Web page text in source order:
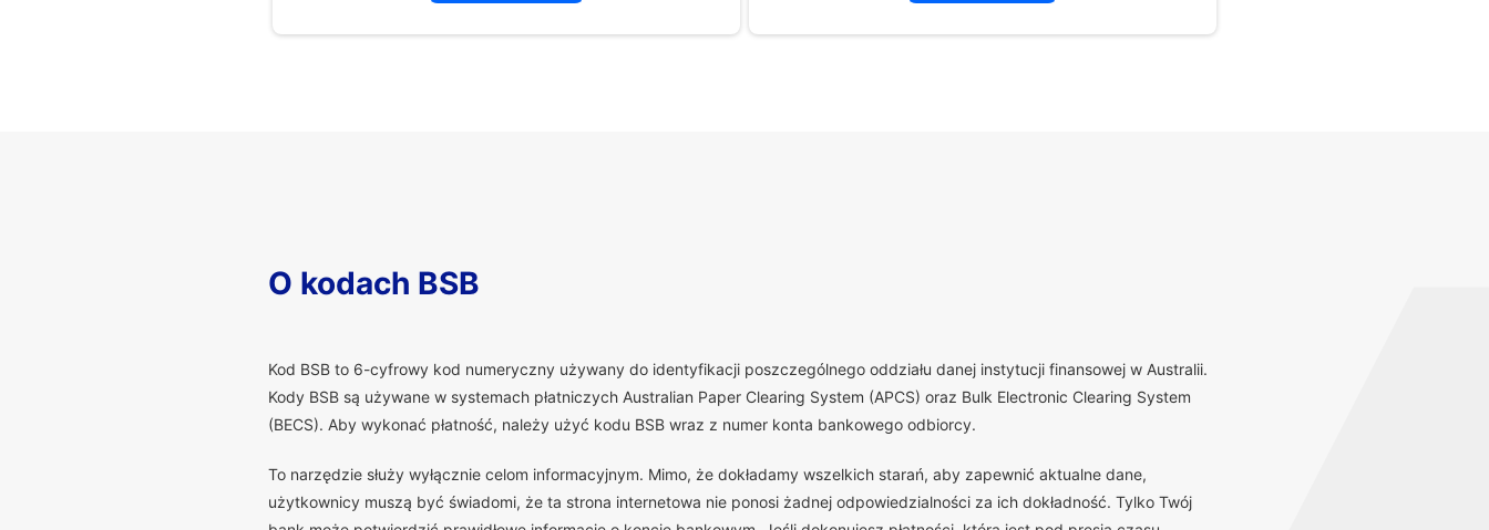
O kodach BSB
Kod BSB to 6-cyfrowy kod numeryczny używany do identyfikacji poszczególnego oddziału danej instytucji finansowej w Australii.
Kody BSB są używane w systemach płatniczych Australian Paper Clearing System (APCS) oraz Bulk Electronic Clearing System
(BECS). Aby wykonać płatność, należy użyć kodu BSB wraz z numer konta bankowego odbiorcy.
To narzędzie służy wyłącznie celom informacyjnym. Mimo, że dokładamy wszelkich starań, aby zapewnić aktualne dane,
użytkownicy muszą być świadomi, że ta strona internetowa nie ponosi żadnej odpowiedzialności za ich dokładność. Tylko Twój